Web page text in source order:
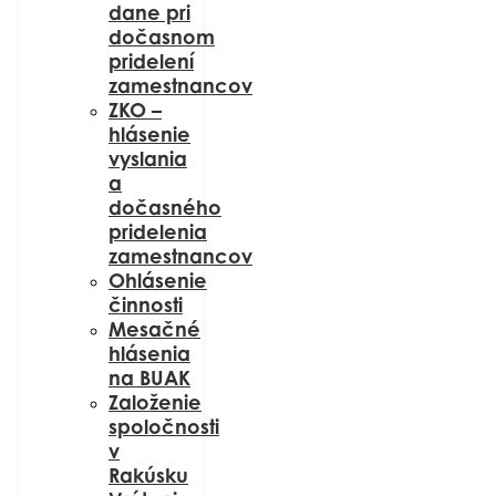
dane pri
dočasnom
pridelení
zamestnancov
ZKO –
hlásenie
vyslania
a
dočasného
pridelenia
zamestnancov
Ohlásenie
činnosti
Mesačné
hlásenia
na BUAK
Založenie
spoločnosti
v
Rakúsku